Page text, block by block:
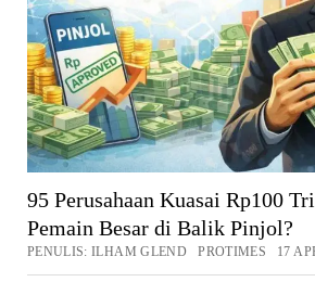
95 Perusahaan Kuasai Rp100
Pemain Besar di Balik Pinjol?
PENULIS: ILHAM GLEND PROTIMES 17